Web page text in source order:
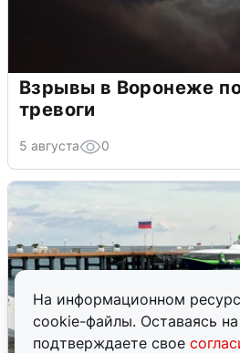
На информационном
cookie-файлы. Оставаясь
подтверждаете свое
Взрывы в Воронеже
тревоги
5 августа 0